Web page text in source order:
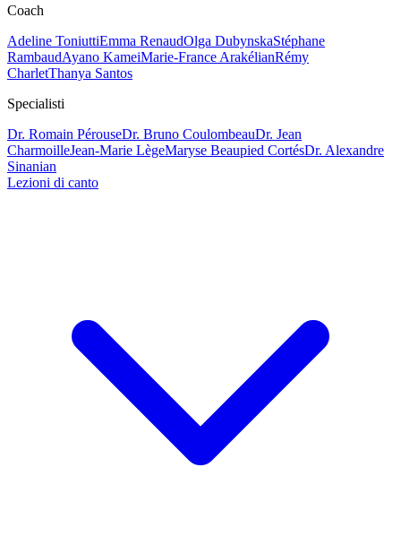
Coach
Adeline ToniuttiEmma RenaudOlga DubynskaStéphane
RambaudAyano KameiMarie-France ArakélianRémy
CharletThanya Santos
Specialisti
Dr. Romain PérouseDr. Bruno CoulombeauDr. Jean
CharmoilleJean-Marie LègeMaryse Beaupied CortésDr. Alexandre
Sinanian
Lezioni di canto